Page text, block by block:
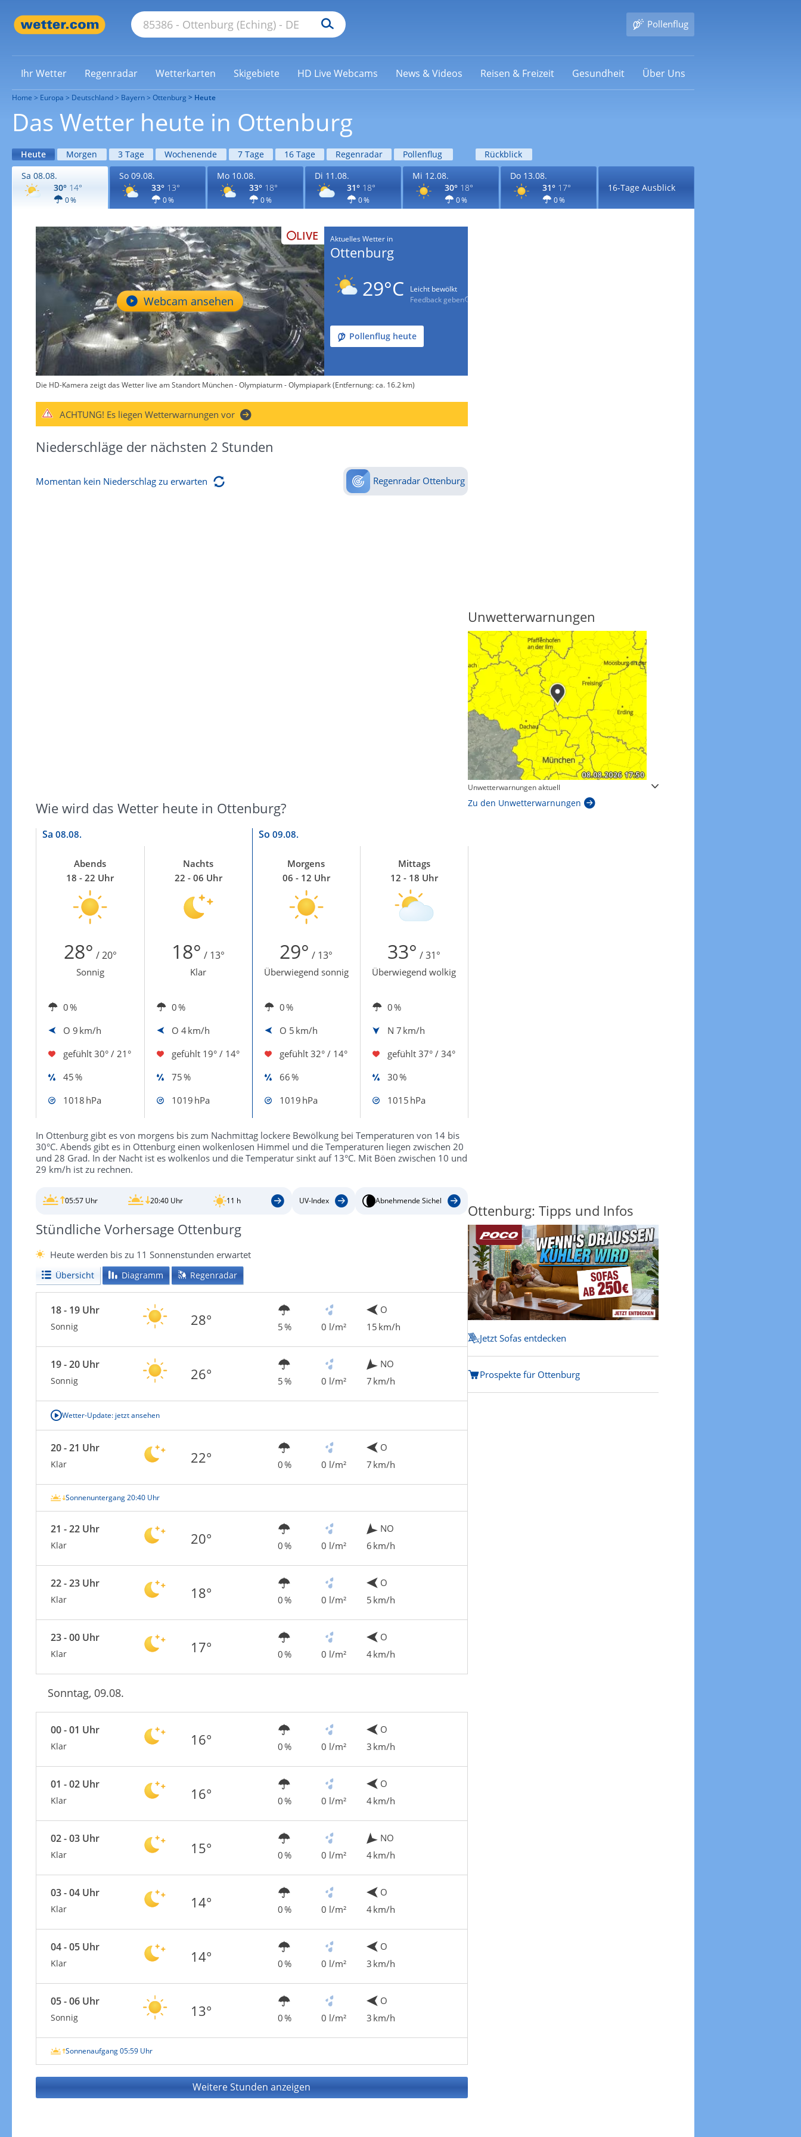
Pollenflug
Ihr Wetter Regenradar Wetterkarten Skigebiete HD Live Webcams News & Videos Reisen & Freizeit Gesundheit Über Uns
Home Europa Deutschland Bayern Ottenburg Heute
Das Wetter heute in Ottenburg
Heute Morgen 3 Tage Wochenende 7 Tage 16 Tage Regenradar Pollenflug
Rückblick
Sa 08.08.
30° 14°
0 %
So 09.08.
33° 13°
0 %
Mo 10.08.
33° 18°
0 %
Di 11.08.
31° 18°
0 %
Mi 12.08.
30° 18°
0 %
Do 13.08.
31° 17°
0 %
16-Tage Ausblick
LIVE
Webcam ansehen
Aktuelles Wetter in
Ottenburg
29°C
Leicht bewölkt
Feedback geben
Pollenflug heute
Die HD-Kamera zeigt das Wetter live am Standort München - Olympiaturm - Olympiapark (Entfernung: ca. 16.2 km)
ACHTUNG! Es liegen Wetterwarnungen vor
Niederschläge der nächsten 2 Stunden
Momentan kein Niederschlag zu erwarten Regenradar Ottenburg
Wie wird das Wetter heute in Ottenburg?
Sa 08.08. So 09.08.
Abends
18 - 22 Uhr
Nachts
22 - 06 Uhr
Morgens
06 - 12 Uhr
Mittags
12 - 18 Uhr
28° / 20° 18° / 13° 29° / 13° 33° / 31°
Sonnig Klar Überwiegend sonnig Überwiegend wolkig
0 % 0 % 0 %
0 %
O 9 km/h O 4 km/h O 5 km/h N 7 km/h
gefühlt 30° / 21° gefühlt 19° / 14° gefühlt 32° / 14° gefühlt 37° / 34°
45 %
75 % 66 %
30 %
1018 hPa
1019 hPa 1019 hPa 1015 hPa
In Ottenburg gibt es von morgens bis zum Nachmittag lockere Bewölkung bei Temperaturen von 14 bis
30°C. Abends gibt es in Ottenburg einen wolkenlosen Himmel und die Temperaturen liegen zwischen 20
und 28 Grad. In der Nacht ist es wolkenlos und die Temperatur sinkt auf 13°C. Mit Böen zwischen 10 und
29 km/h ist zu rechnen.
05:57 Uhr 20:40 Uhr 11 h UV-Index Abnehmende Sichel
Stündliche Vorhersage Ottenburg
Heute werden bis zu 11 Sonnenstunden erwartet
Übersicht Diagramm Regenradar
18 - 19 Uhr
Sonnig 28° 5 % 0 l/m²
O
15 km/h
19 - 20 Uhr
Sonnig 26° 5 % 0 l/m²
NO
7 km/h
Wetter-Update: jetzt ansehen
20 - 21 Uhr
Klar 22° 0 % 0 l/m²
O
7 km/h
Sonnenuntergang 20:40 Uhr
21 - 22 Uhr
Klar 20° 0 % 0 l/m²
NO
6 km/h
22 - 23 Uhr
Klar 18° 0 % 0 l/m²
O
5 km/h
23 - 00 Uhr
Klar 17° 0 % 0 l/m²
O
4 km/h
Sonntag, 09.08.
00 - 01 Uhr
Klar 16° 0 % 0 l/m²
O
3 km/h
01 - 02 Uhr
Klar 16° 0 % 0 l/m²
O
4 km/h
02 - 03 Uhr
Klar 15° 0 % 0 l/m²
NO
4 km/h
03 - 04 Uhr
Klar 14° 0 % 0 l/m²
O
4 km/h
04 - 05 Uhr
Klar 14° 0 % 0 l/m²
O
3 km/h
05 - 06 Uhr
Sonnig 13° 0 % 0 l/m²
O
3 km/h
Sonnenaufgang 05:59 Uhr
Weitere Stunden anzeigen
Zu den Unwetterwarnungen
Unwetterwarnungen
Unwetterwarnungen aktuell
Zu den Unwetterwarnungen
Ottenburg: Tipps und Infos
Jetzt Sofas entdecken
Prospekte für Ottenburg